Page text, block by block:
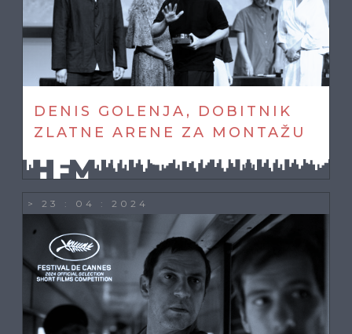
DENIS GOLENJA, DOBITNIK
ZLATNE ARENE ZA MONTAŽU
> 23 : 04 : 2024